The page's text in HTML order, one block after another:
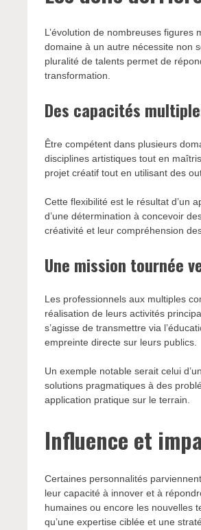
L’évolution de nombreuses
domaine à un autre nécessite non
pluralité de talents permet de
transformation.
Des capacités
Être compétent dans plusieurs
disciplines artistiques tout en
projet créatif tout en utilisant des
Cette flexibilité est le résultat d’un
d’une détermination à concevoir
créativité et leur compréhension
Une mission tournée
Les professionnels aux multiples
réalisation de leurs activités
s’agisse de transmettre via
empreinte directe sur leurs publics.
Un exemple notable serait celui
solutions pragmatiques à des
application pratique sur le terrain.
Influence et
Certaines personnalités
leur capacité à innover et à
humaines ou encore les nouvelles
qu’une expertise ciblée et une